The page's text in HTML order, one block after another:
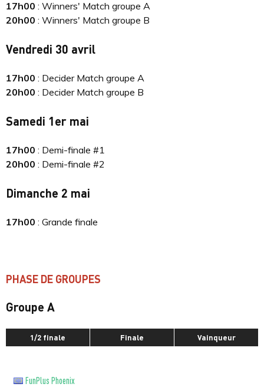
17h00 : Winners' Match groupe A
20h00 : Winners' Match groupe B
Vendredi 30 avril
17h00 : Decider Match groupe A
20h00 : Decider Match groupe B
Samedi 1er mai
17h00 : Demi-finale #1
20h00 : Demi-finale #2
Dimanche 2 mai
17h00 : Grande finale
PHASE DE GROUPES
Groupe A
1/2 finale Finale Vainqueur
FunPlus Phoenix